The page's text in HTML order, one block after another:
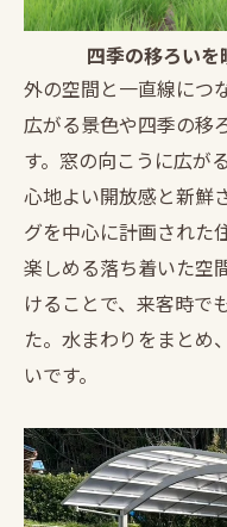
四季の移ろい
外の空間と一直線につ
広がる景色や四季の移
す。窓の向こうに広が
心地よい開放感と新鮮
グを中心に計画された
楽しめる落ち着いた空
けることで、来客時で
た。水まわりをまとめ
いです。